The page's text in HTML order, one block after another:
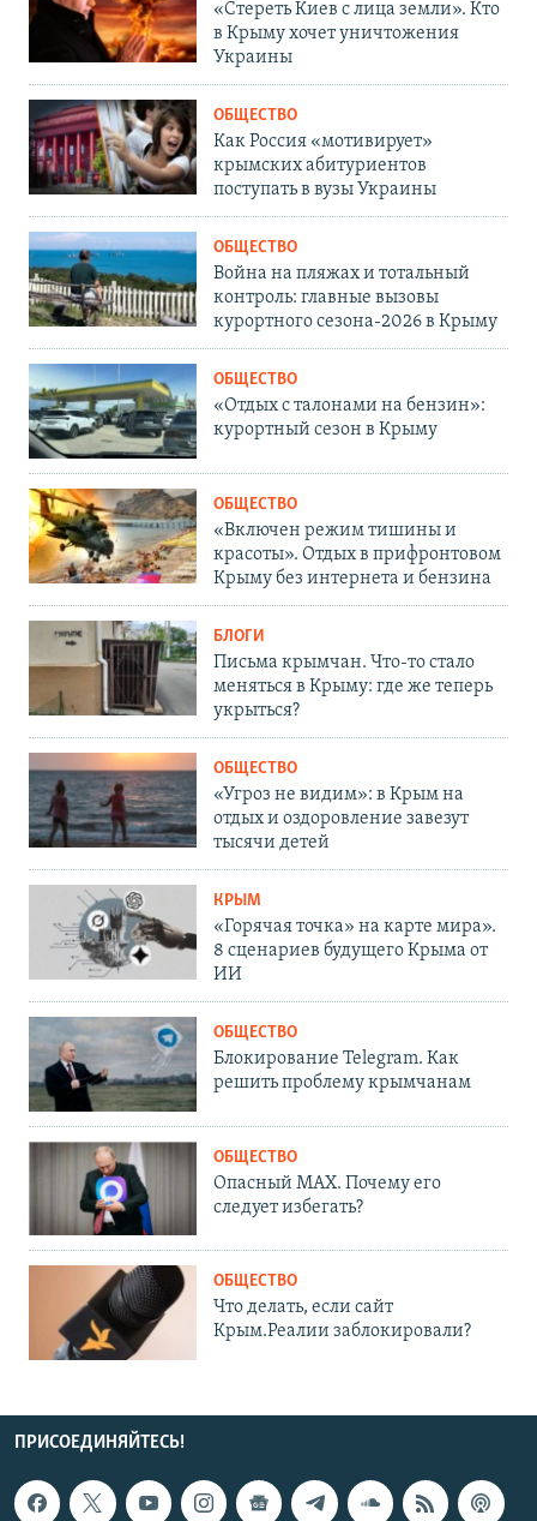
«Стереть Киев с лица земли». Кто
в Крыму хочет уничтожения
Украины
ОБЩЕСТВО
Как Россия «мотивирует»
крымских абитуриентов
поступать в вузы Украины
ОБЩЕСТВО
Война на пляжах и тотальный
контроль: главные вызовы
курортного сезона-2026 в Крыму
ОБЩЕСТВО
«Отдых с талонами на бензин»:
курортный сезон в Крыму
ОБЩЕСТВО
«Включен режим тишины и
красоты». Отдых в прифронтовом
Крыму без интернета и бензина
БЛОГИ
Письма крымчан. Что-то стало
меняться в Крыму: где же теперь
укрыться?
ОБЩЕСТВО
«Угроз не видим»: в Крым на
отдых и оздоровление завезут
тысячи детей
КРЫМ
«Горячая точка» на карте мира».
8 сценариев будущего Крыма от
ИИ
ОБЩЕСТВО
Блокирование Telegram. Как
решить проблему крымчанам
ОБЩЕСТВО
Опасный MAX. Почему его
следует избегать?
ОБЩЕСТВО
Что делать, если сайт
Крым.Реалии заблокировали?
ПРИСОЕДИНЯЙТЕСЬ!